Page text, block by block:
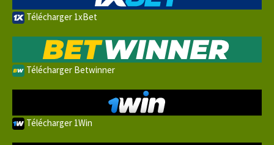
Télécharger 1xBet
Télécharger Betwinner
Télécharger 1Win